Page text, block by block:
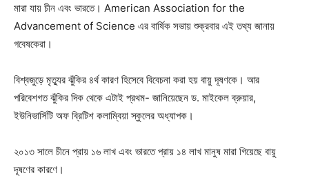
মারা যায় চীন এবং ভারতে। American Association for the
Advancement of Science এর বার্ষিক সভায় শুক্রবার এই তথ্য জানায়
গবেষকেরা।
বিশ্বজুড়ে মৃত্যুর ঝুঁকির ৪র্থ কারণ হিসেবে বিবেচনা করা হয় বায়ু দূষণকে। আর
পরিবেশগত ঝুঁকির দিক থেকে এটাই প্রথম- জানিয়েছেন ড. মাইকেল ব্রুয়ার,
ইউনিভার্সিটি অফ ব্রিটিশ কলাম্বিয়া স্কুলের অধ্যাপক।
২০১৩ সালে চীনে প্রায় ১৬ লাখ এবং ভারতে প্রায় ১৪ লাখ মানুষ মারা গিয়েছে বায়ু
দূষণের কারণে।